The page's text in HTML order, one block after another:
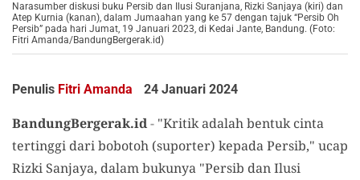
Narasumber diskusi buku Persib dan Ilusi Suranjana, Rizki Sanjaya (kiri) dan
Atep Kurnia (kanan), dalam Jumaahan yang ke 57 dengan tajuk “Persib Oh
Persib” pada hari Jumat, 19 Januari 2023, di Kedai Jante, Bandung. (Foto:
Fitri Amanda/BandungBergerak.id)
Penulis Fitri Amanda 24 Januari 2024
BandungBergerak.id- "Kritik adalah bentuk cinta
tertinggi dari bobotoh (suporter) kepada Persib," ucap
Rizki Sanjaya, dalam bukunya "Persib dan Ilusi